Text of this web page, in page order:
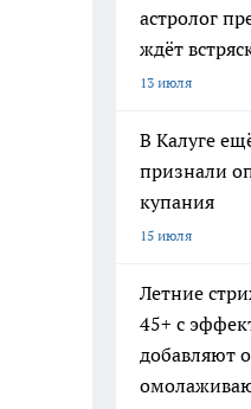
астролог
ждёт
13 июля
В Калуге
признали
купания
15 июля
Летние
45+ с
добавляют